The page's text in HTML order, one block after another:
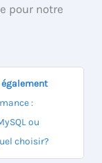
pour notre
également
:
ou
choisir?